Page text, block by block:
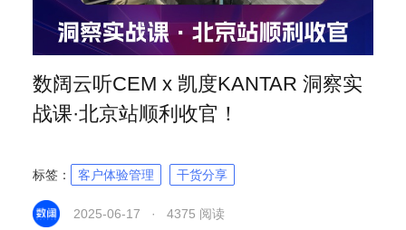
数阔云听CEM x 凯度KANTAR 洞察实
战课·北京站顺利收官！
标签： 客户体验管理 干货分享
2025-06-17 · 4375 阅读